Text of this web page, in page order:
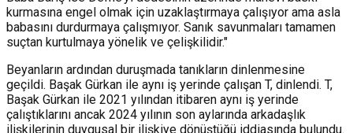
kurmasına engel olmak için uzaklaştırmaya çalışıyor ama asla
babasını durdurmaya çalışmıyor. Sanık savunmaları tamamen
suçtan kurtulmaya yönelik ve çelişkilidir."
Beyanların ardından duruşmada tanıkların dinlenmesine
geçildi. Başak Gürkan ile aynı iş yerinde çalışan T, dinlendi. T,
Başak Gürkan ile 2021 yılından itibaren aynı iş yerinde
çalıştıklarını ancak 2024 yılının son aylarında arkadaşlık
ilişkilerinin duygusal bir ilişkiye dönüştüğü iddiasında bulundu.